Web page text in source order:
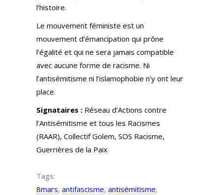
l’histoire.
Le mouvement féministe est un
mouvement d’émancipation qui prône
l’égalité et qui ne sera jamais compatible
avec aucune forme de racisme. Ni
l’antisémitisme ni l’islamophobie n’y ont leur
place.
Signataires : Réseau d’Actions contre
l’Antisémitisme et tous les Racismes
(RAAR), Collectif Golem, SOS Racisme,
Guerrières de la Paix
Tags:
8mars, antifascisme, antisémitisme,